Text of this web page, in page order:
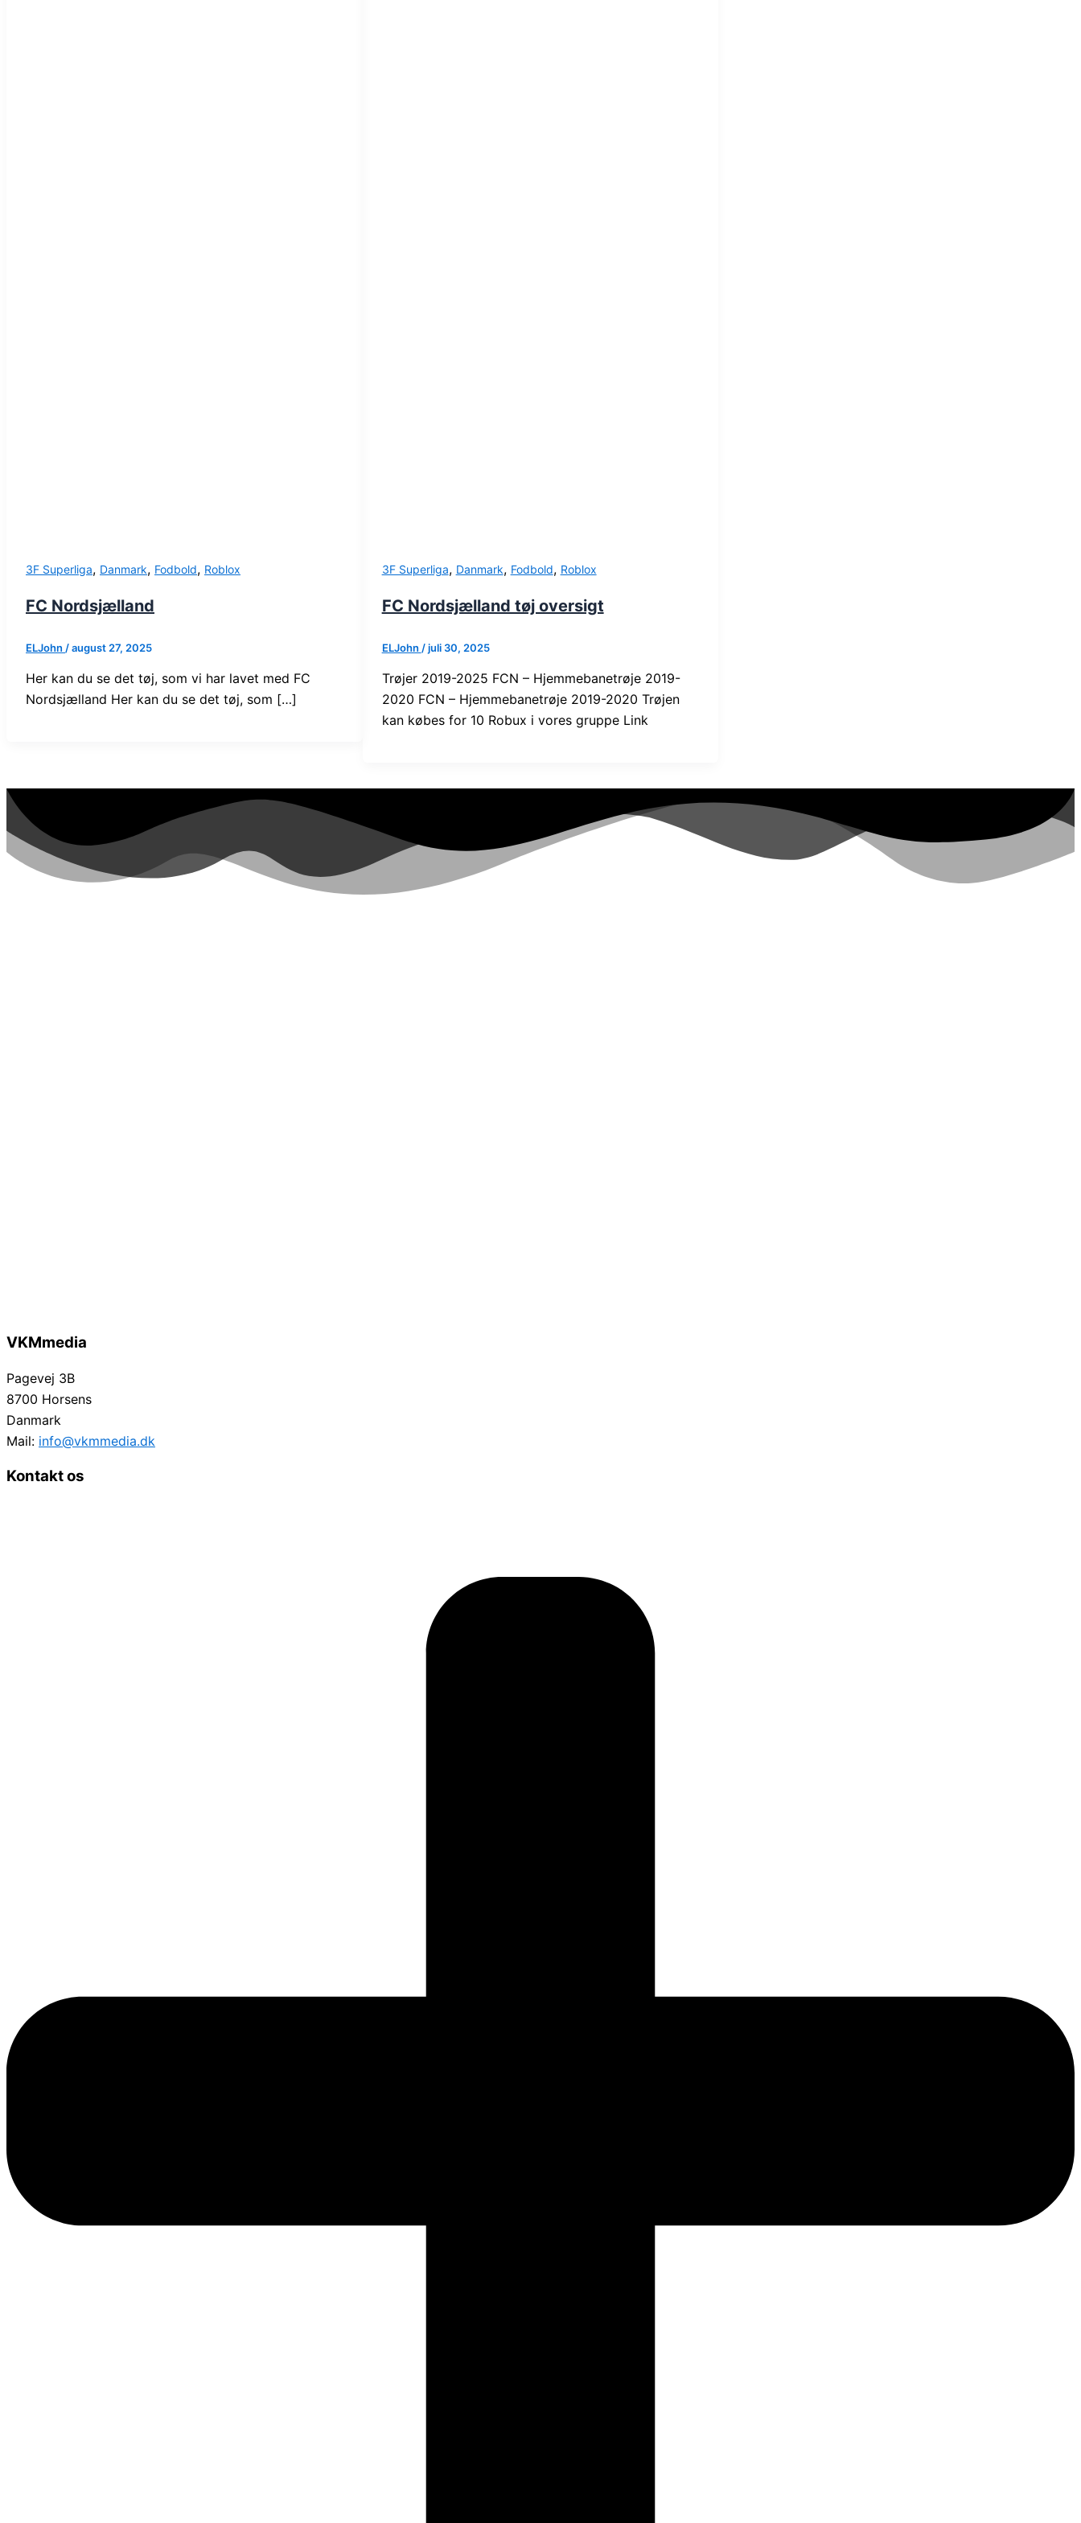
3F Superliga, Danmark, Fodbold, Roblox
FC Nordsjælland
ELJohn /august 27, 2025
Her kan du se det tøj, som vi har lavet med FC
Nordsjælland Her kan du se det tøj, som […]
3F Superliga, Danmark, Fodbold, Roblox
FC Nordsjælland tøj oversigt
ELJohn /juli 30, 2025
Trøjer 2019-2025 FCN – Hjemmebanetrøje 2019-
2020 FCN – Hjemmebanetrøje 2019-2020 Trøjen
kan købes for 10 Robux i vores gruppe Link
VKMmedia
Pagevej 3B
8700 Horsens
Danmark
Mail: info@vkmmedia.dk
Kontakt os